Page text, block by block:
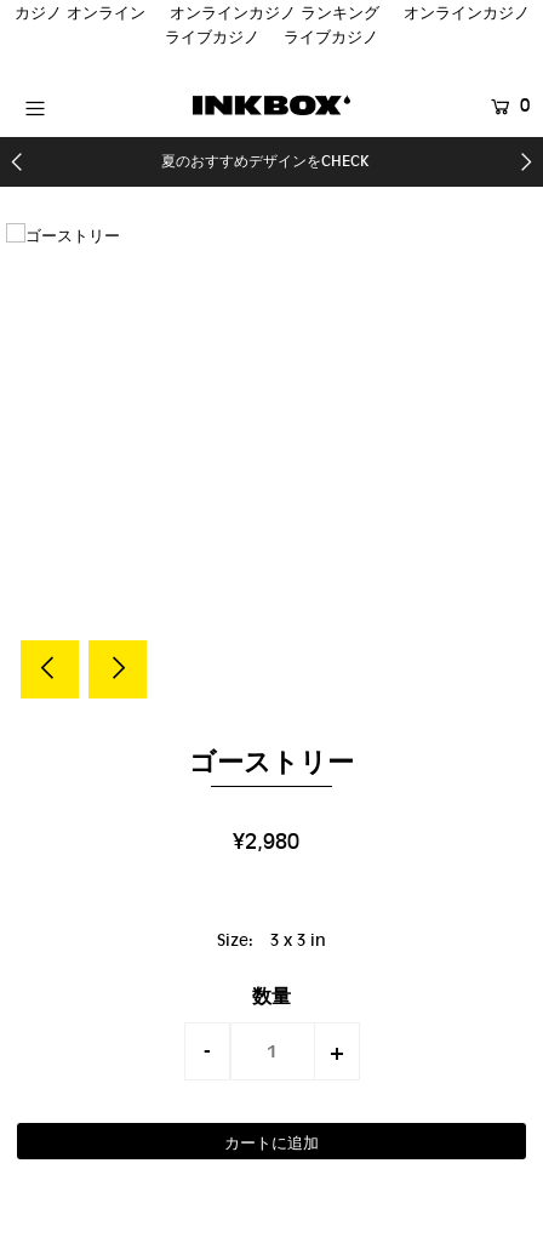
カジノ オンライン オンラインカジノ ランキング
オンラインカジノ
ライブカジノ
ライブカジノ
0
夏のおすすめデザインをCHECK
ゴーストリー
¥2,980
Size: 3 x 3 in
数量
- +
HOME
商品を探す
コラボ商品
SALE